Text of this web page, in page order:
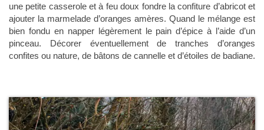
une petite casserole et à feu doux fondre la confiture d’abricot et
ajouter la marmelade d’oranges amères. Quand le mélange est
bien fondu en napper légèrement le pain d’épice à l’aide d’un
pinceau. Décorer éventuellement de tranches d’oranges
confites ou nature, de bâtons de cannelle et d’étoiles de badiane.